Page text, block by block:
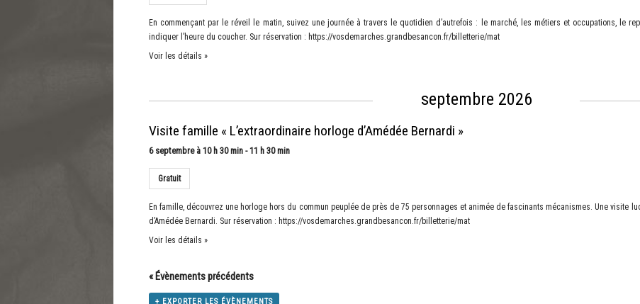
En commençant par le réveil le matin, suivez une journée à travers le quotidien d’autrefois : le marché, les métiers et occupations, le
indiquer l’heure du coucher. Sur réservation : https://vosdemarches.grandbesancon.fr/billetterie/mat
Voir les détails »
septembre 2026
Visite famille « L’extraordinaire horloge d’Amédée Bernardi »
6 septembre à 10 h 30 min -11 h 30 min
Gratuit
En famille, découvrez une horloge hors du commun peuplée de près de 75 personnages et animée de fascinants mécanismes. Une visite
d’Amédée Bernardi. Sur réservation : https://vosdemarches.grandbesancon.fr/billetterie/mat
Voir les détails »
«Évènements précédents
+ EXPORTER LES ÉVÈNEMENTS